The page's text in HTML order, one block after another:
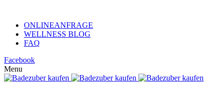
ONLINEANFRAGE
WELLNESS BLOG
FAQ
Facebook
Menu